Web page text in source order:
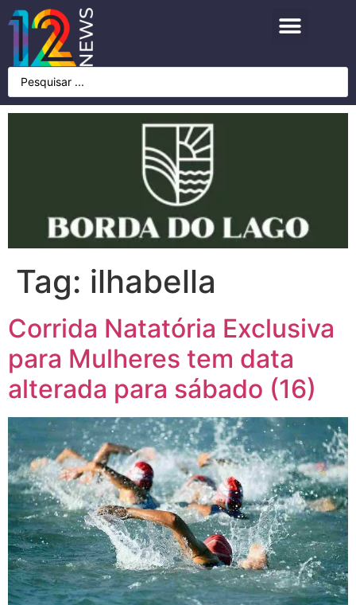
Tag: ilhabella
Corrida Natatória Exclusiva
para Mulheres tem data
alterada para sábado (16)